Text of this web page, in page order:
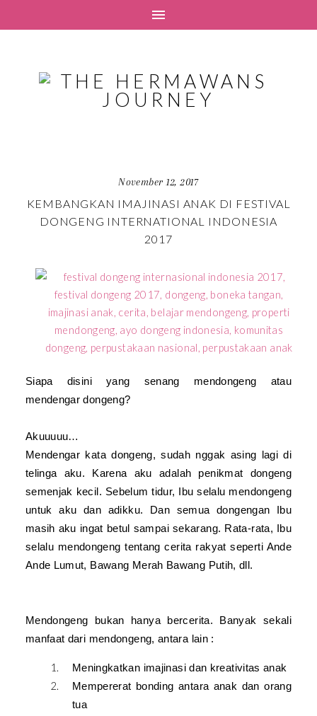
November 12, 2017
KEMBANGKAN IMAJINASI ANAK DI FESTIVAL
DONGENG INTERNATIONAL INDONESIA
2017
Siapa disini yang senang mendongeng atau
mendengar dongeng?
Akuuuuu…
Mendengar kata dongeng, sudah nggak asing lagi di
telinga aku. Karena aku adalah penikmat dongeng
semenjak kecil. Sebelum tidur, Ibu selalu mendongeng
untuk aku dan adikku. Dan semua dongengan Ibu
masih aku ingat betul sampai sekarang. Rata-rata, Ibu
selalu mendongeng tentang cerita rakyat seperti Ande
Ande Lumut, Bawang Merah Bawang Putih, dll.
Mendongeng bukan hanya bercerita. Banyak sekali
manfaat dari mendongeng, antara lain :
Meningkatkan imajinasi dan kreativitas anak
Mempererat bonding antara anak dan orang
tua